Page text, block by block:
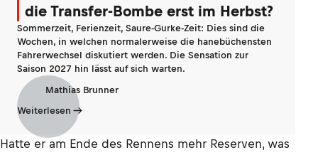
die Transfer-Bombe erst im Herbst?
Sommerzeit, Ferienzeit, Saure-Gurke-Zeit: Dies sind die
Wochen, in welchen normalerweise die hanebüchensten
Fahrerwechsel diskutiert werden. Die Sensation zur
Saison 2027 hin lässt auf sich warten.
Mathias Brunner
Weiterlesen
Hatte er am Ende des Rennens mehr Reserven, was